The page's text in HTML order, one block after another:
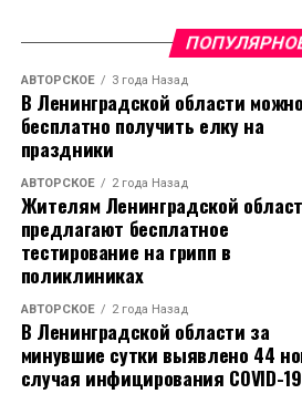
АВТОРСКОЕ 3 года Назад
В Ленинградской области можно
бесплатно получить елку на
праздники
АВТОРСКОЕ 2 года Назад
Жителям Ленинградской
предлагают бесплатное
тестирование на грипп в
поликлиниках
АВТОРСКОЕ 2 года Назад
В Ленинградской области за
минувшие сутки выявлено 44
случая инфицирования COVID-19